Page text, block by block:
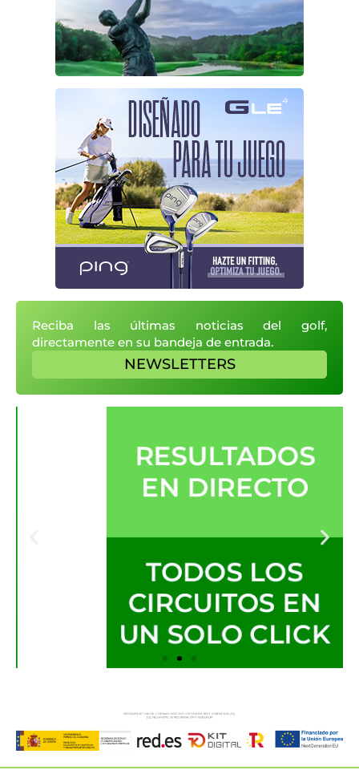
Reciba las últimas noticias del golf,
directamente en su bandeja de entrada.
NEWSLETTERS